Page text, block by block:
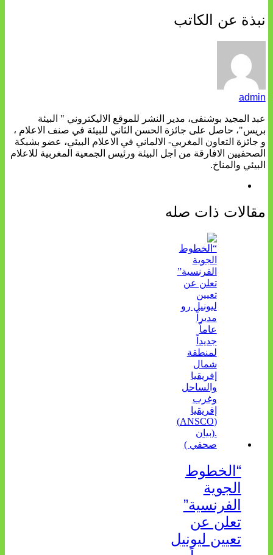
نبذة عن الكاتب
admin
عبد المجيد بوشنفى، مدير النشر للموقع الاليكتروني " البيئة
بريس"، حاصل على جائزة الحسن الثاني للبيئة في صنف الاعلام ،
و جائزة التعاون المغربي- الالماني في الاعلام البيئي، عضو بشبكة
الصحفيين الافارقة من اجل البيئة ورئيس الجمعية المغربية للاعلام
البيئي والمناخ.
مقالات ذات صله
“الخطوط
الجوية
الفرنسية”
تعلن عن
تعيين ليونيل